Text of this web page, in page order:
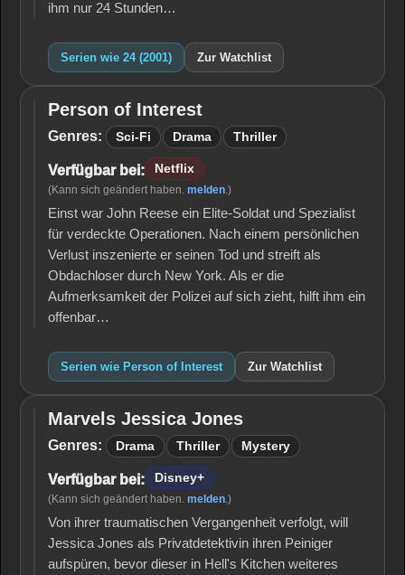
ihm nur 24 Stunden…
Serien wie 24 (2001) Zur Watchlist
Person
of
Person of Interest
Genres: Sci-Fi Drama Thriller
Verfügbar bei: Netflix
(Kann sich geändert haben. melden.)
Einst war John Reese ein Elite-Soldat und Spezialist
für verdeckte Operationen. Nach einem persönlichen
Verlust inszenierte er seinen Tod und streift als
Obdachloser durch New York. Als er die
Aufmerksamkeit der Polizei auf sich zieht, hilft ihm ein
offenbar…
Serien wie Person of Interest Zur Watchlist
Marvels
Jessica
Marvels Jessica Jones
Genres: Drama Thriller Mystery
Verfügbar bei: Disney+
(Kann sich geändert haben. melden.)
Von ihrer traumatischen Vergangenheit verfolgt, will
Jessica Jones als Privatdetektivin ihren Peiniger
aufspüren, bevor dieser in Hell's Kitchen weiteres